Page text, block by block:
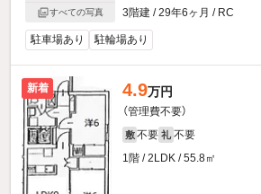
すべての写真
3階建 / 29年6ヶ月 / RC
駐車場あり 駐輪場あり
新着 4.9万円
（管理費不要）
敷 不要 礼 不要
1階 / 2LDK / 55.8㎡